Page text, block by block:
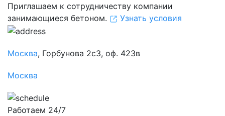
Приглашаем к сотрудничеству компании
занимающиеся бетоном.
Узнать условия
Москва, Горбунова 2с3, оф. 423в
Москва
Работаем 24/7